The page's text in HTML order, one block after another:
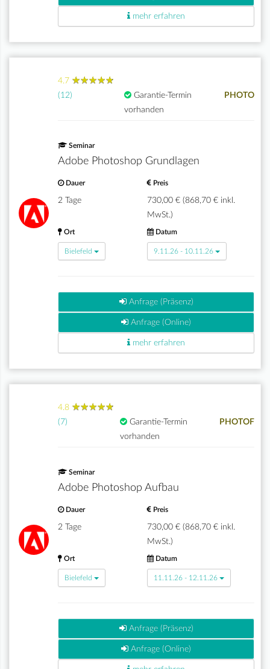
mehr erfahren
4.7 ★★★★★
★★★★★
(12)
Garantie-Termin
vorhanden
PHOTO
Seminar
Adobe Photoshop Grundlagen
Dauer
2 Tage
Preis
730,00 € (868,70 € inkl.
MwSt.)
Ort
Bielefeld
Datum
9.11.26 - 10.11.26
Anfrage (Präsenz)
Anfrage (Online)
mehr erfahren
4.8 ★★★★★
★★★★★
(7)
Garantie-Termin
vorhanden
PHOTOF
Seminar
Adobe Photoshop Aufbau
Dauer
2 Tage
Preis
730,00 € (868,70 € inkl.
MwSt.)
Ort
Bielefeld
Datum
11.11.26 - 12.11.26
Anfrage (Präsenz)
Anfrage (Online)